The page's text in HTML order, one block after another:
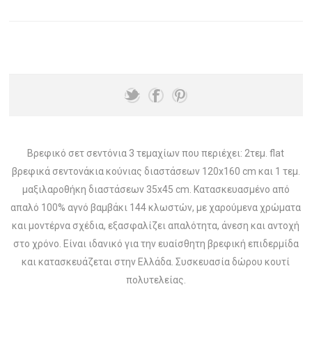
Βρεφικό σετ σεντόνια 3 τεμαχίων που περιέχει: 2τεμ. flat
βρεφικά σεντονάκια κούνιας διαστάσεων 120x160 cm και 1 τεμ.
μαξιλαροθήκη διαστάσεων 35x45 cm. Κατασκευασμένο από
απαλό 100% αγνό βαμβάκι 144 κλωστών, με χαρούμενα χρώματα
και μοντέρνα σχέδια, εξασφαλίζει απαλότητα, άνεση και αντοχή
στο χρόνο. Είναι ιδανικό για την ευαίσθητη βρεφική επιδερμίδα
και κατασκευάζεται στην Ελλάδα. Συσκευασία δώρου κουτί
πολυτελείας.